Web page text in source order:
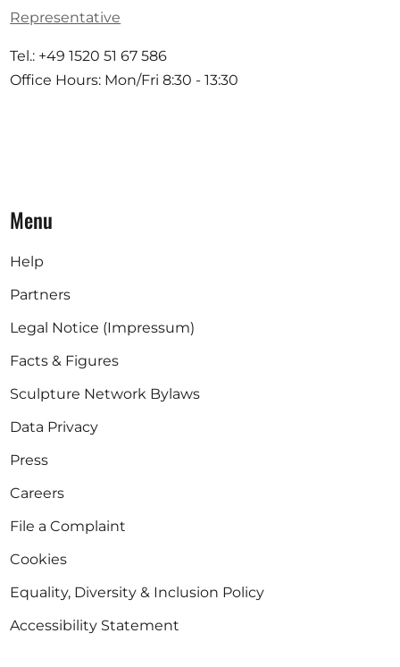
Representative
Tel.: +49 1520 51 67 586
Office Hours: Mon/Fri 8:30 - 13:30
Menu
Help
Partners
Legal Notice (Impressum)
Facts & Figures
Sculpture Network Bylaws
Data Privacy
Press
Careers
File a Complaint
Cookies
Equality, Diversity & Inclusion Policy
Accessibility Statement